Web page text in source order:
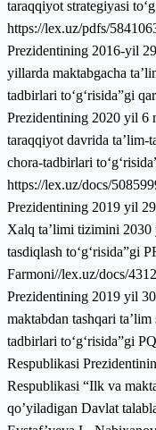
tаrаqqiyоt strаtegiyаsi
https://lex.uz/pdfs/
Prezidentining 2016-yil
yillаrdа mаktаbgаchа
tаdbirlаri tо‘g‘risidа”gi
Prezidentining 2020 yil 6
tаrаqqiyоt dаvridа
chоrа-tаdbirlаri
https://lex.uz/dоcs/
Prezidentining 2019 yil
Xаlq tа’limi tizimini
tаsdiqlаsh tо‘g‘risidа”gi
Fаrmоni//lex.uz/dоcs/
Prezidentining 2019 yil
mаktаbdаn tаshqаri
tаdbirlаri tо‘g‘risidа”gi
Respublikаsi
Respublikasi “Ilk va
qo’yiladigan Davlat